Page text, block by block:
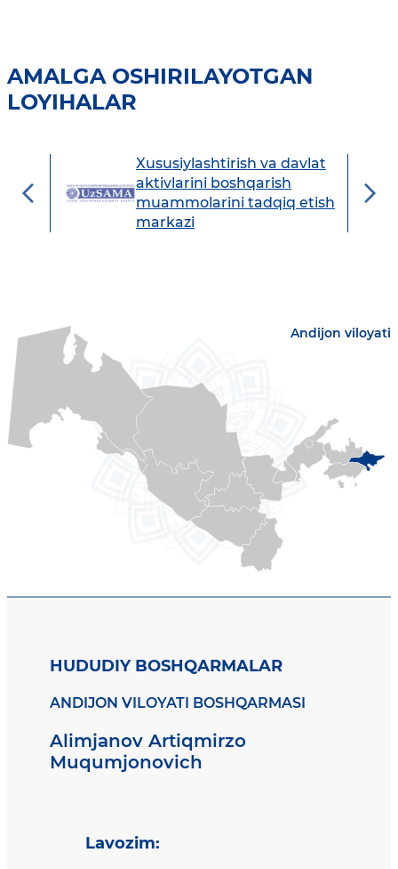
AMALGA OSHIRILAYOTGAN
LOYIHALAR
Xususiylashtirish va davlat
aktivlarini boshqarish
muammolarini tadqiq etish
markazi
Andijon viloyati
HUDUDIY BOSHQARMALAR
ANDIJON VILOYATI BOSHQARMASI
Alimjanov Artiqmirzo
Muqumjonovich
Lavozim: